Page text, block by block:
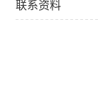
联系资料